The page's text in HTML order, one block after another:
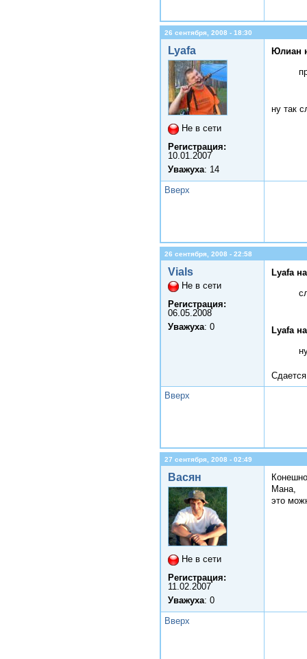
26 сентября, 2008 - 18:30
Lyafa
Не в сети
Регистрация:
10.01.2007
Уважуха: 14
Юлиан
ну так
Вверх
26 сентября, 2008 - 22:58
Vials
Не в сети
Регистрация:
06.05.2008
Уважуха: 0
Lyafa
Lyafa
Вверх
27 сентября, 2008 - 02:49
Васян
Не в сети
Регистрация:
11.02.2007
Уважуха: 0
Мана,
это
Вверх